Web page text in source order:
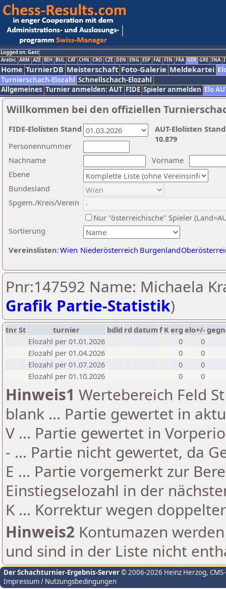
Logged on: Gast
Arabic ARM AZE BIH BUL CAT CHN CRO CZE DEN ENG ESP FAI FIN FRA GER GRE INA
Home TurnierDB Meisterschaft Foto-Galerie Meldekartei
Turnierschach-Elozahl Schnellschach-Elozahl
Allgemeines Turnier anmelden: AUT FIDE Spieler anmelden Elo
Willkommen bei den offiziellen
Nachname
Vorname
Ebene
Sortierung
Personennummer
Bundesland
Spgem./Kreis/Verein
Nur "österreichische" Spieler
Vereinslisten:Wien Niederösterreich Burgenland
AUT-Elolisten
10.879
FIDE-Elolisten Stand
Pnr:147592 Name: Michaela
Grafik Partie-Statistik)
tnrSt turnier bdld rd datumf Kerg elo+/-
Elozahl per 01.01.2026
0
0
Elozahl per 01.04.2026
0
0
Elozahl per 01.07.2026
0
0
Elozahl per 01.10.2026
0 0
Hinweis1 Wertebereich Feld
blank ... Partie gewertet in
V ... Partie gewertet in
- ... Partie nicht gewertet, da
E ... Partie vorgemerkt zur
Einstiegselozahl in der
K ... Korrektur wegen
Hinweis2 Kontumazen
und sind in der Liste nicht
Der Schachturnier-Ergebnis-Server© 2006-2026 Heinz Herzog,
Impressum / Nutzungsbedingungen